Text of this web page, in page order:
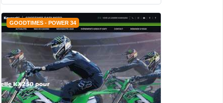
GOODTIMES - POWER 34